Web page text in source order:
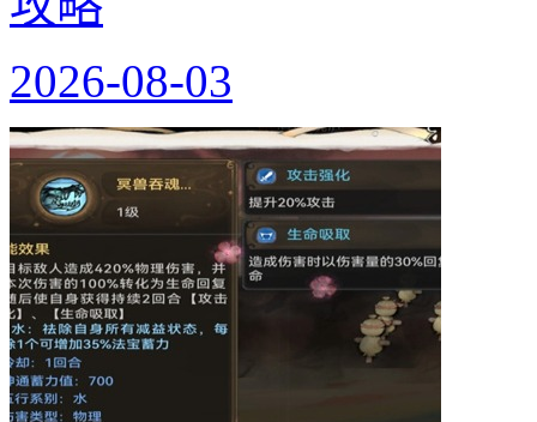
2026-08-03